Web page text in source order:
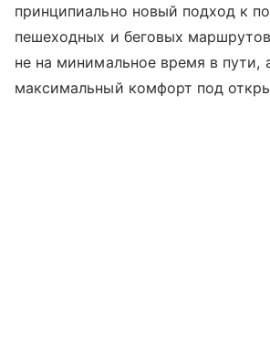
принципиально новый подход к
пешеходных и беговых
не на минимальное время в пути,
максимальный комфорт под